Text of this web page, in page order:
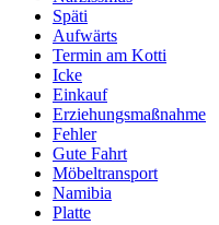
Späti
Aufwärts
Termin am Kotti
Icke
Einkauf
Erziehungsmaßnahme
Fehler
Gute Fahrt
Möbeltransport
Namibia
Platte